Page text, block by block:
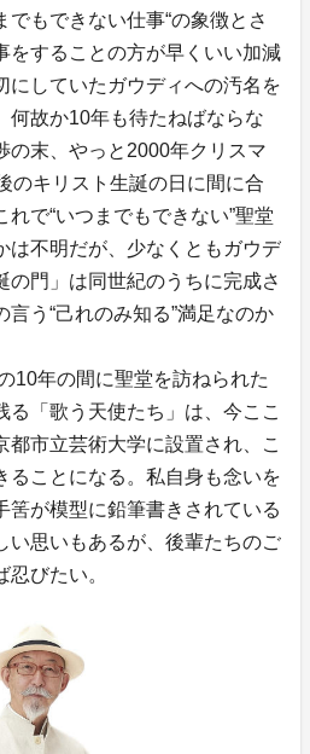
でもできない仕事“の象徴とさ
をすることの方が早くいい加減
にしていたガウディへの汚名を
何故か10年も待たねばならな
の末、やっと2000年クリスマ
のキリスト生誕の日に間に合
で“いつまでもできない”聖堂
は不明だが、少なくともガウデ
の門」は同世紀のうちに完成さ
う“己れのみ知る”満足なのか
10年の間に聖堂を訪ねられた
る「歌う天使たち」は、今ここ
都市立芸術大学に設置され、こ
ることになる。私自身も念いを
筈が模型に鉛筆書きされている
い思いもあるが、後輩たちのご
びたい。